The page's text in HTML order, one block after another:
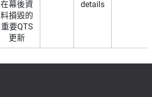
在幕後資
料損毀的
重要QTS
更新
details